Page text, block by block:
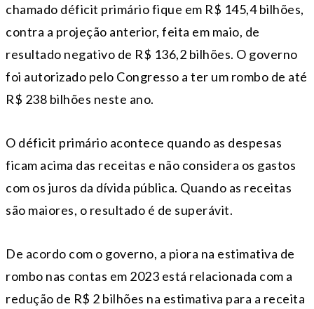
chamado déficit primário fique em R$ 145,4 bilhões,
contra a projeção anterior, feita em maio, de
resultado negativo de R$ 136,2 bilhões. O governo
foi autorizado pelo Congresso a ter um rombo de até
R$ 238 bilhões neste ano.
O déficit primário acontece quando as despesas
ficam acima das receitas e não considera os gastos
com os juros da dívida pública. Quando as receitas
são maiores, o resultado é de superávit.
De acordo com o governo, a piora na estimativa de
rombo nas contas em 2023 está relacionada com a
redução de R$ 2 bilhões na estimativa para a receita